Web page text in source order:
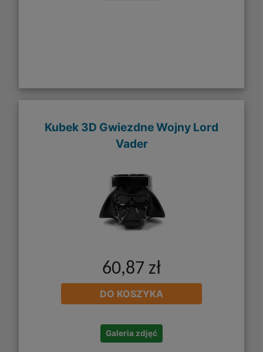
Kubek 3D Gwiezdne Wojny Lord
Vader
60,87 zł
DO KOSZYKA
Galeria zdjęć